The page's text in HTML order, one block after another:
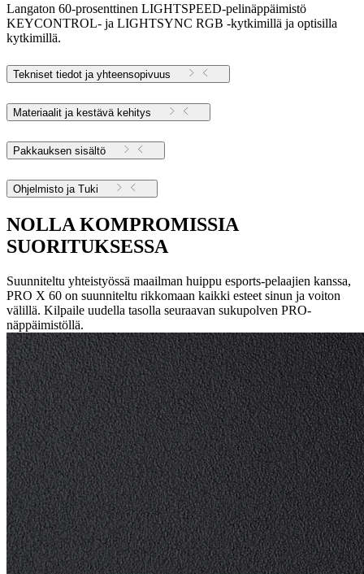
Langaton 60-prosenttinen LIGHTSPEED-pelinäppäimistö
KEYCONTROL- ja LIGHTSYNC RGB -kytkimillä ja optisilla
kytkimillä.
Tekniset tiedot ja yhteensopivuus
Materiaalit ja kestävä kehitys
Pakkauksen sisältö
Ohjelmisto ja Tuki
NOLLA KOMPROMISSIA
SUORITUKSESSA
Suunniteltu yhteistyössä maailman huippu esports-pelaajien kanssa,
PRO X 60 on suunniteltu rikkomaan kaikki esteet sinun ja voiton
välillä. Kilpaile uudella tasolla seuraavan sukupolven PRO-
näppäimistöllä.